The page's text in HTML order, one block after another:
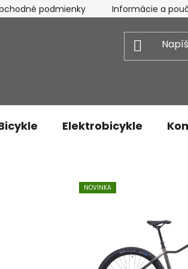
podmienky Informácie a
Elektrobicykle
NOVINKA